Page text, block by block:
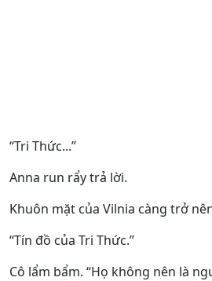
“Tri Thức...”
Anna run rẩy trả lời.
Khuôn mặt của Vilnia càng trở
“Tín đồ của Tri Thức.”
Cô lẩm bẩm. “Họ không nên là